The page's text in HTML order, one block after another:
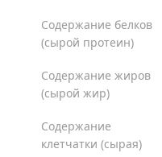
Содержание белков
(сырой протеин)
Содержание жиров
(сырой жир)
Содержание
клетчатки (сырая)